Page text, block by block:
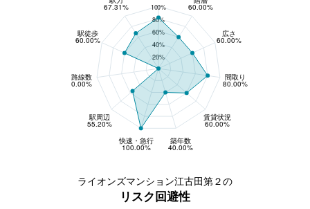
100%
67.31%
駅徒歩
60.00%
路線数
0.00%
駅周辺
55.20%
快速・急行
100.00%
築年数
40.00%
賃貸状況
60.00%
間取り
80.00%
広さ
60.00%
60.00%
80%
60%
40%
20%
ライオンズマンション江古田第２の
リスク回避性